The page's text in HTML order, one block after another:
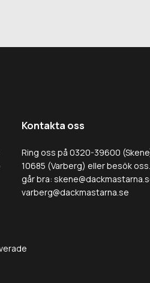
Kontakta oss
Ring oss på 0320-39600
10685 (Varberg) eller besök
går bra:
varberg@dackmastarna.se